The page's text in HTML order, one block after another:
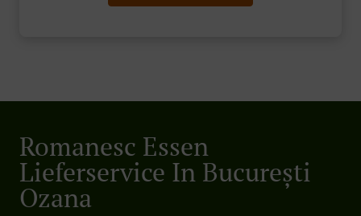
Romanesc Essen
Lieferservice In București
Ozana